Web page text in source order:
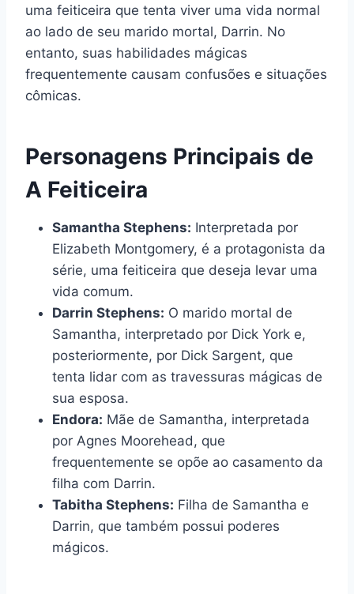
uma feiticeira que tenta viver uma vida normal
ao lado de seu marido mortal, Darrin. No
entanto, suas habilidades mágicas
frequentemente causam confusões e situações
cômicas.
Personagens Principais de
A Feiticeira
Samantha Stephens: Interpretada por
Elizabeth Montgomery, é a protagonista da
série, uma feiticeira que deseja levar uma
vida comum.
Darrin Stephens: O marido mortal de
Samantha, interpretado por Dick York e,
posteriormente, por Dick Sargent, que
tenta lidar com as travessuras mágicas de
sua esposa.
Endora: Mãe de Samantha, interpretada
por Agnes Moorehead, que
frequentemente se opõe ao casamento da
filha com Darrin.
Tabitha Stephens: Filha de Samantha e
Darrin, que também possui poderes
mágicos.